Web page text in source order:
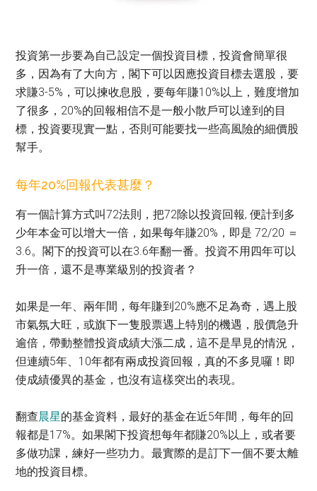
投資第一步要為自己設定一個投資目標，投資會簡單很
多，因為有了大向方，閣下可以因應投資目標去選股，要
求賺3-5%，可以揀收息股，要每年賺10%以上，難度增加
了很多，20%的回報相信不是一般小散戶可以達到的目
標，投資要現實一點，否則可能要找一些高風險的細價股
幫手。
每年20%回報代表甚麼？
有一個計算方式叫72法則，把72除以投資回報, 便計到多
少年本金可以增大一倍，如果每年賺20%，即是 72/20 ＝
3.6。閣下的投資可以在3.6年翻一番。投資不用四年可以
升一倍，還不是專業級別的投資者？
如果是一年、兩年間，每年賺到20%應不足為奇，遇上股
市氣氛大旺，或旗下一隻股票遇上特別的機遇，股價急升
逾倍，帶動整體投資成績大漲二成，這不是旱見的情況，
但連續5年、10年都有兩成投資回報，真的不多見囉！即
使成績優異的基金，也沒有這樣突出的表現。
翻查晨星的基金資料，最好的基金在近5年間，每年的回
報都是17%。如果閣下投資想每年都賺20%以上，或者要
多做功課，練好一些功力。最實際的是訂下一個不要太離
地的投資目標。